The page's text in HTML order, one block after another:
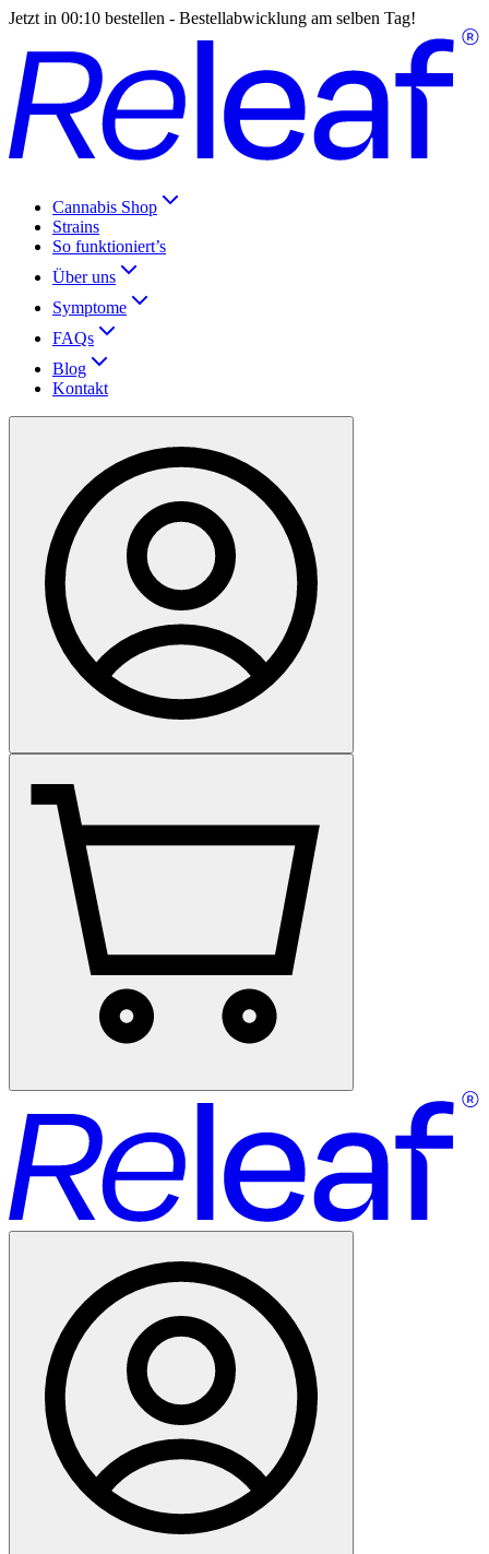
Jetzt in 00:10 bestellen - Bestellabwicklung am selben Tag!
Cannabis Shop
Strains
So funktioniert’s
Über uns
Symptome
FAQs
Blog
Kontakt